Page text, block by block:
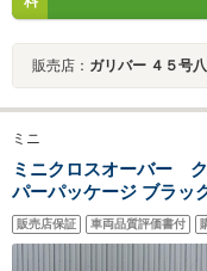
販売店： ガリバー ４５号
ミニ
ミニクロスオーバー
パーパッケージ ブラッ
ヒーター インテリジェ
ーズコントロール 純正
レコーダー パワーバッ
販売店保証 車両品質評価書付